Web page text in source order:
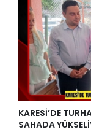
KARESİ’DE
SAHADA